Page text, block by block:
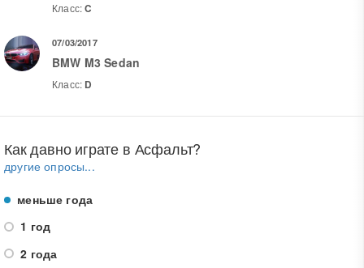
Класс:C
07/03/2017
BMW M3 Sedan
Класс: D
Как давно играте в Асфальт?
другие опросы...
меньше года
1 год
2 года